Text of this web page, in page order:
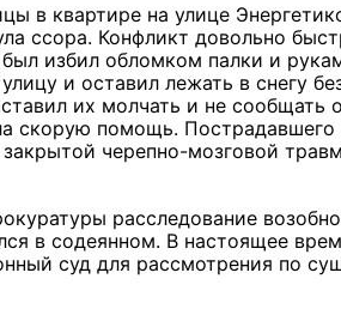
в квартире на улице
ссора. Конфликт довольно
избил обломком палки и
и оставил лежать в снегу
их молчать и не сообщать о
скорую помощь. Пострадавшего
черепно-мозговой
расследование
в содеянном. В настоящее
суд для рассмотрения по